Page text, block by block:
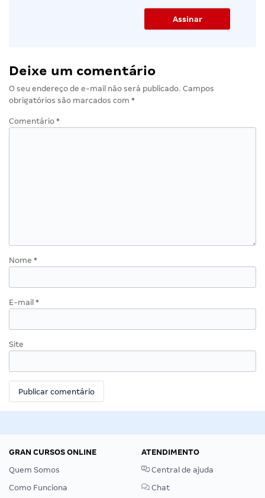
Deixe um comentário
O seu endereço de e-mail não será publicado. Campos
obrigatórios são marcados com *
Comentário *
Nome *
E-mail *
Site
GRAN CURSOS ONLINE
Quem Somos
Como Funciona
ATENDIMENTO
Central de ajuda
Chat